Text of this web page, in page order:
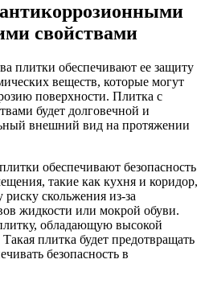
свойствами
плитки обеспечивают ее защиту
веществ, которые могут
поверхности. Плитка с
будет долговечной и
внешний вид на протяжении
обеспечивают безопасность
такие как кухня и коридор,
скольжения из-за
жидкости или мокрой обуви.
обладающую высокой
плитка будет предотвращать
безопасность в